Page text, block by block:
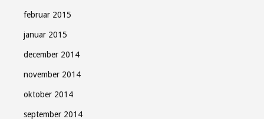
februar 2015
januar 2015
december 2014
november 2014
oktober 2014
september 2014